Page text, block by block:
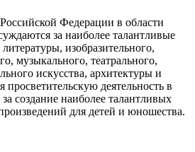
Федерации в области
за наиболее талантливые
изобразительного,
музыкального, театрального,
искусства, архитектуры и
деятельность в
создание наиболее талантливых
для детей и юношества.